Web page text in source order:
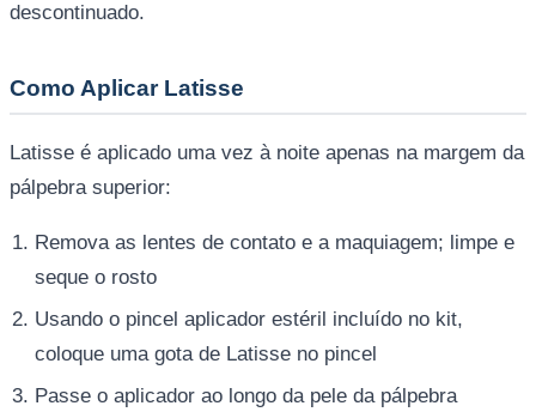
descontinuado.
Como Aplicar Latisse
Latisse é aplicado uma vez à noite apenas na margem da
pálpebra superior:
Remova as lentes de contato e a maquiagem; limpe e
seque o rosto
Usando o pincel aplicador estéril incluído no kit,
coloque uma gota de Latisse no pincel
Passe o aplicador ao longo da pele da pálpebra